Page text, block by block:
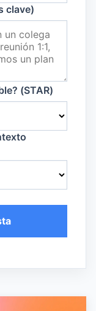
clave)
(STAR)